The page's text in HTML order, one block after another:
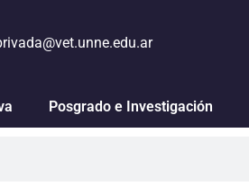
Posgrado e Investigación